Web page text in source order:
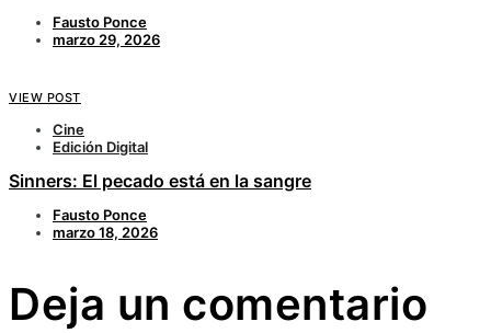
Fausto Ponce
marzo 29, 2026
VIEW POST
Cine
Edición Digital
Sinners: El pecado está en la sangre
Fausto Ponce
marzo 18, 2026
Deja un comentario